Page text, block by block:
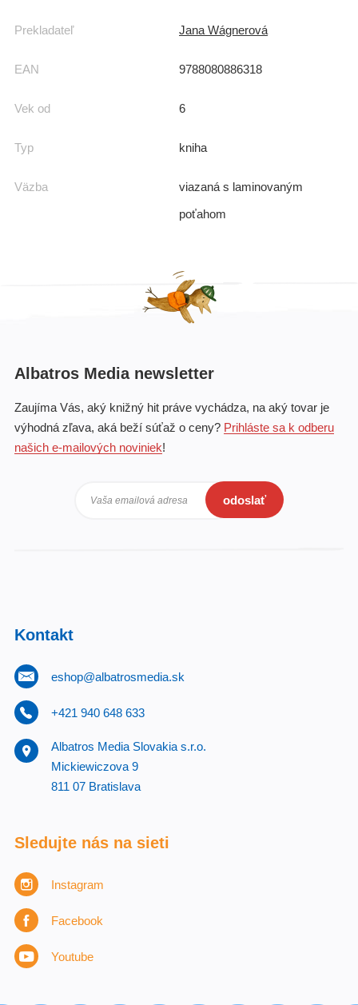
Prekladateľ Jana Wágnerová
EAN 9788080886318
Vek od 6
Typ kniha
Väzba
viazaná s laminovaným
poťahom
Albatros Media newsletter
Zaujíma Vás, aký knižný hit práve vychádza, na aký tovar je
výhodná zľava, aká beží súťaž o ceny? Prihláste sa k odberu
našich e-mailových noviniek!
Vaša emailová adresa odoslať
Kontakt
eshop@albatrosmedia.sk
+421 940 648 633
Albatros Media Slovakia s.r.o.
Mickiewiczova 9
811 07 Bratislava
Sledujte nás na sieti
Instagram
Facebook
Youtube